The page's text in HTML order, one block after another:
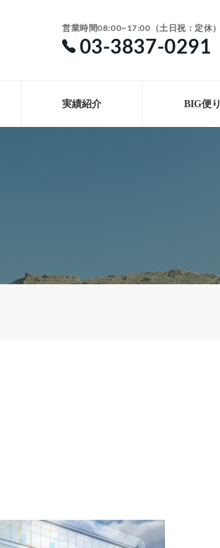
営業時間08:00~17:00（土日祝：定休）
03-3837-0291
実績紹介 BIG便り